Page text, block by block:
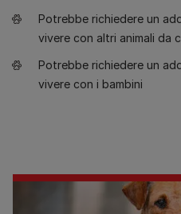
Potrebbe richiedere un
vivere con altri animali da
Potrebbe richiedere un
vivere con i bambini